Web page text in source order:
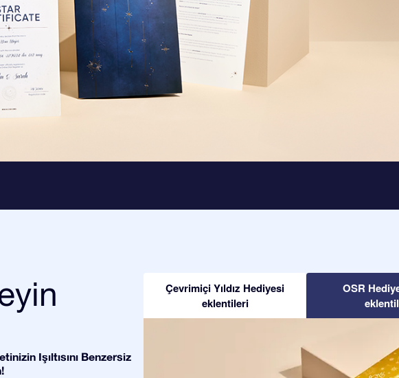
Işıltısını Benzersiz
Çevrimiçi Yıldız Hediyesi
eklentileri
OSR